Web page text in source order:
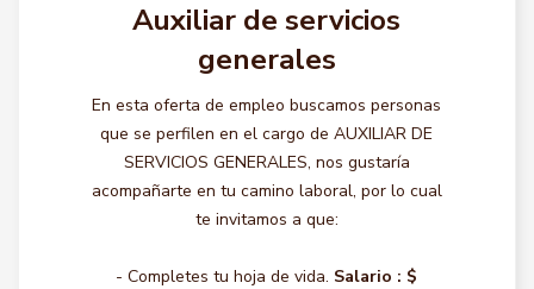
Auxiliar de servicios
generales
En esta oferta de empleo buscamos personas
que se perfilen en el cargo de AUXILIAR DE
SERVICIOS GENERALES, nos gustaría
acompañarte en tu camino laboral, por lo cual
te invitamos a que:
- Completes tu hoja de vida. Salario : $